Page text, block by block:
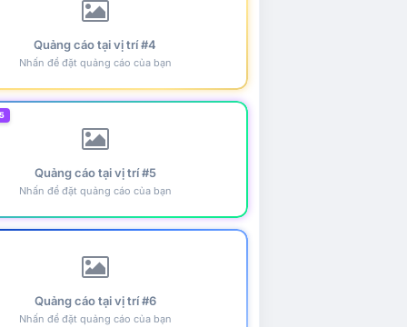
Quảng cáo tại vị trí #4
Nhấn để đặt quảng cáo của bạn
Quảng cáo tại vị trí #5
Nhấn để đặt quảng cáo của bạn
Quảng cáo tại vị trí #6
Nhấn để đặt quảng cáo của bạn